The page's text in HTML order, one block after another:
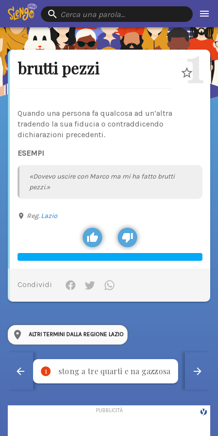
Cerca una parola…
brutti pezzi 1
Quando una persona fa qualcosa ad un’altra
tradendo la sua fiducia o contraddicendo
dichiarazioni precedenti.
ESEMPI
«Dovevo uscire con Marco ma mi ha fatto brutti
pezzi.»
Reg. Lazio
Condividi
ALTRI TERMINI DALLA REGIONE LAZIO
1 stong a tre quarti e na gazzosa 2